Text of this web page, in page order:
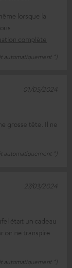
lorsque la
complète
automatiquement *)
grosse tête. Il ne
automatiquement *)
01/05/2024
était un cadeau
on ne transpire
automatiquement *)
27/03/2024